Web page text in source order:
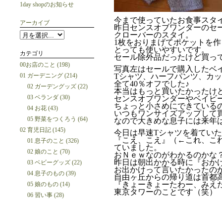
今まで使っていたお食事スタ
昨日センスオブワンダーのセ
クローバーのスタイ。
1枚をおりまげてポケットを
とっても使いやすいです。
セール除外品だったけど買っ
写真左はセールで購入したベ
Tシャツ、ハーフパンツ、カ
全て40％オフでした♪
本当はもっと買いたかったけ
センスオブワンダーやベイビ
ちょっと小さめにできている
いつもワンサイズアップして
なので大きめな息子には来年
今日は早速Tシャツを着てい
『こえ、こえ』（←これ、こ
ていました。
おＮｅｗなのがわかるのかな
昨日は朝出かかる時に『おか
お出かけって言いたかったの
自由ヶ丘からの帰り道は首都
『きょーきょーたわー、みえ
東京タワーのことです（笑）
1day shopのお知らせ
アーカイブ
カテゴリ
00お店のこと (198)
01 ガーデニング (214)
02 ガーデングッズ (22)
03 ベランダ (30)
04 お花 (43)
05 野菜をつくろう (64)
02 育児日記 (145)
01 息子のこと (326)
02 娘のこと (70)
03 ベビーグッズ (22)
04 息子のもの (39)
05 娘のもの (14)
06 習い事 (28)